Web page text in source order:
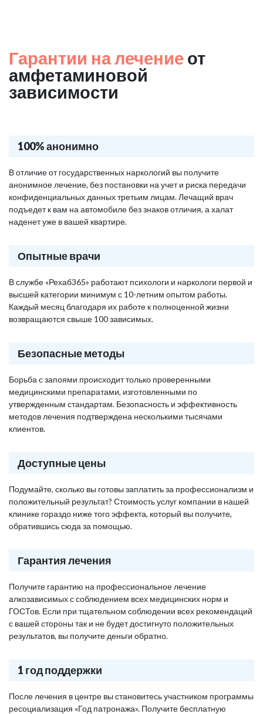
Гарантии на лечение от
амфетаминовой
зависимости
100% анонимно
В отличие от государственных наркологий вы получите
анонимное лечение, без постановки на учет и риска передачи
конфиденциальных данных третьим лицам. Лечащий врач
подъедет к вам на автомобиле без знаков отличия, а халат
наденет уже в вашей квартире.
Опытные врачи
В службе «Рехаб365» работают психологи и наркологи первой и
высшей категории минимум с 10-летним опытом работы.
Каждый месяц благодаря их работе к полноценной жизни
возвращаются свыше 100 зависимых.
Безопасные методы
Борьба с запоями происходит только проверенными
медицинскими препаратами, изготовленными по
утвержденным стандартам. Безопасность и эффективность
методов лечения подтверждена несколькими тысячами
клиентов.
Доступные цены
Подумайте, сколько вы готовы заплатить за профессионализм и
положительный результат? Стоимость услуг компании в нашей
клинике гораздо ниже того эффекта, который вы получите,
обратившись сюда за помощью.
Гарантия лечения
Получите гарантию на профессиональное лечение
алкозависимых с соблюдением всех медицинских норм и
ГОСТов. Если при тщательном соблюдении всех рекомендаций
с вашей стороны так и не будет достигнуто положительных
результатов, вы получите деньги обратно.
1 год поддержки
После лечения в центре вы становитесь участником программы
ресоциализация «Год патронажа». Получите бесплатную